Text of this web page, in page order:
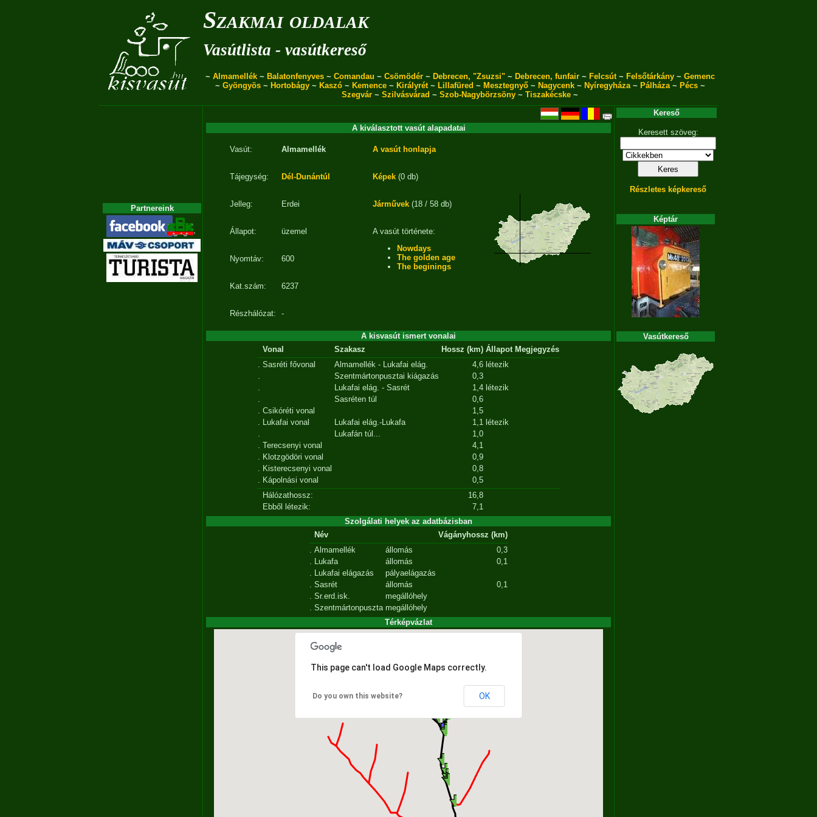
Szakmai oldalak
Vasútlista - vasútkereső
~ Almamellék~ Balatonfenyves~ Comandau ~ Csömödér~ Debrecen, "Zsuzsi"~ Debrecen, funfair~ Felcsút~ Felsőtárkány~ Gemenc
~ Gyöngyös~ Hortobágy~ Kaszó~ Kemence~ Királyrét~ Lillafüred ~ Mesztegnyő~ Nagycenk~ Nyíregyháza~ Pálháza~ Pécs~
Szegvár ~ Szilvásvárad ~ Szob-Nagybörzsöny ~ Tiszakécske ~
Partnereink
A kiválasztott vasút alapadatai
Vasút: Almamellék
Tájegység: Dél-Dunántúl
Jelleg: Erdei
Állapot: üzemel
Nyomtáv: 600
Kat.szám: 6237
Részhálózat: -
A vasút honlapja
Képek (0 db)
Járművek (18 / 58 db)
A vasút története:
Nowdays
The golden age
The beginings
A kisvasút ismert vonalai
Vonal
Szakasz Hossz (km) Állapot Megjegyzés
. Sasréti fővonal Almamellék - Lukafai elág. 4,6 létezik
.
Szentmártonpusztai kiágazás
0,3
.
Lukafai elág. - Sasrét 1,4 létezik
.
Sasréten túl
0,6
. Csikóréti vonal
1,5
. Lukafai vonal Lukafai elág.-Lukafa 1,1 létezik
.
Lukafán túl...
1,0
. Terecsenyi vonal
4,1
. Klotzgödöri vonal
0,9
. Kisterecsenyi vonal
0,8
. Kápolnási vonal
0,5
Hálózathossz:
16,8
Ebből létezik:
7,1
Szolgálati helyek az adatbázisban
Név
Vágányhossz (km)
. Almamellék állomás
0,3
. Lukafa állomás
0,1
. Lukafai elágazás
pályaelágazás
. Sasrét állomás
0,1
. Sr.erd.isk.
megállóhely
. Szentmártonpuszta megállóhely
Térképvázlat
This page can't load Google Maps correctly.
Do you own this website? OK
Kereső
Keresett szöveg:
Részletes képkereső
Képtár
Vasútkereső